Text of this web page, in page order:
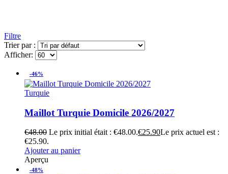
Filtre
Trier par :
Afficher:
-46%
Turquie
Maillot Turquie Domicile 2026/2027
€48.00 Le prix initial était : €48.00.€25.90Le prix actuel est :
€25.90.
Ajouter au panier
Aperçu
-48%